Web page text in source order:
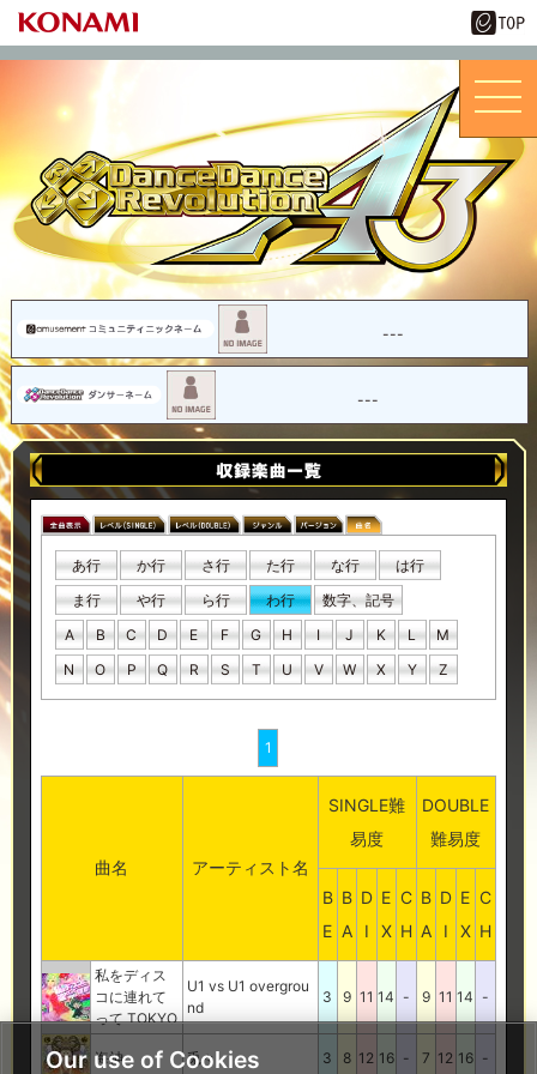
---
---
あ行 か行 さ行 た行 な行
は行
ま行
や行 ら行 わ行
数字、記号
A
B C D E F G H I J K L
M
N
O P Q R S T U V W X Y Z
1
曲名 アーティスト名
SINGLE難
易度
DOUBLE
難易度
B
E
B
A
D
I
E
X
C
H
B
A
D
I
E
X
C
H
私をディス
コに連れて
って TOKYO
U1 vs U1 overgrou
nd
3 9 11 14 - 9 11 14 -
海神 兎々 3 8 12 16 - 7 12 16 -
Our use of Cookies